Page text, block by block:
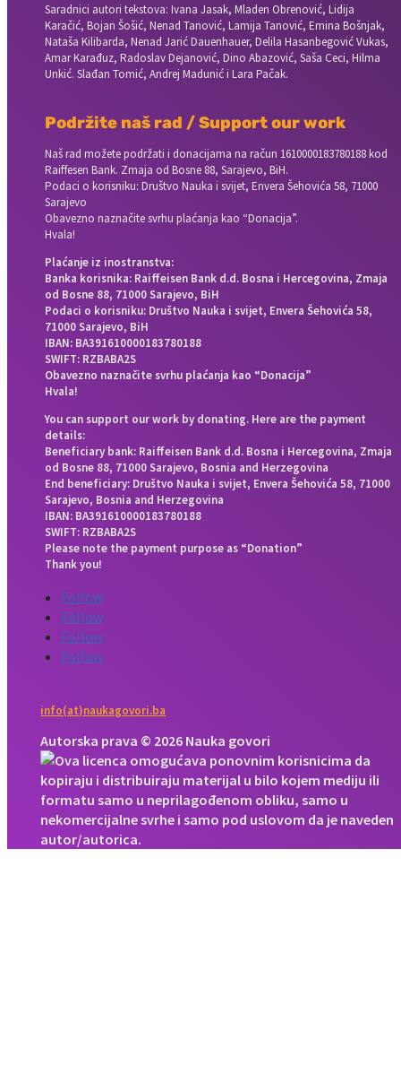
Saradnici autori tekstova: Ivana Jasak, Mladen Obrenović, Lidija
Karačić, Bojan Šošić, Nenad Tanović, Lamija Tanović, Emina Bošnjak,
Nataša Kilibarda, Nenad Jarić Dauenhauer, Delila Hasanbegović Vukas,
Amar Karađuz, Radoslav Dejanović, Dino Abazović, Saša Ceci, Hilma
Unkić. Slađan Tomić, Andrej Madunić i Lara Pačak.
Podržite naš rad / Support our work
Naš rad možete podržati i donacijama na račun 1610000183780188 kod
Raiffesen Bank. Zmaja od Bosne 88, Sarajevo, BiH.
Podaci o korisniku: Društvo Nauka i svijet, Envera Šehovića 58, 71000
Sarajevo
Obavezno naznačite svrhu plaćanja kao “Donacija”.
Hvala!
Plaćanje iz inostranstva:
Banka korisnika: Raiffeisen Bank d.d. Bosna i Hercegovina, Zmaja
od Bosne 88, 71000 Sarajevo, BiH
Podaci o korisniku: Društvo Nauka i svijet, Envera Šehovića 58,
71000 Sarajevo, BiH
IBAN: BA391610000183780188
SWIFT: RZBABA2S
Obavezno naznačite svrhu plaćanja kao “Donacija”
Hvala!
You can support our work by donating. Here are the payment
details:
Beneficiary bank: Raiffeisen Bank d.d. Bosna i Hercegovina, Zmaja
od Bosne 88, 71000 Sarajevo, Bosnia and Herzegovina
End beneficiary: Društvo Nauka i svijet, Envera Šehovića 58, 71000
Sarajevo, Bosnia and Herzegovina
IBAN: BA391610000183780188
SWIFT: RZBABA2S
Please note the payment purpose as “Donation”
Thank you!
Follow
Follow
Follow
Follow
info(at)naukagovori.ba
Autorska prava © 2026 Nauka govori